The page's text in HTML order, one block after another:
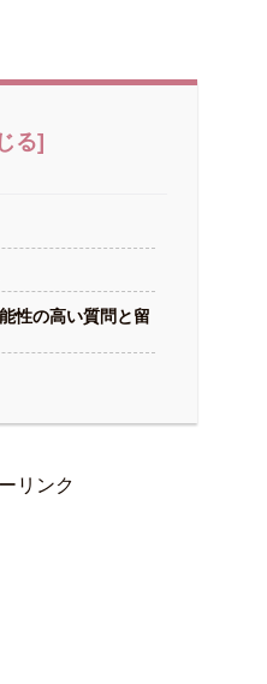
性の高い質問と留
リンク